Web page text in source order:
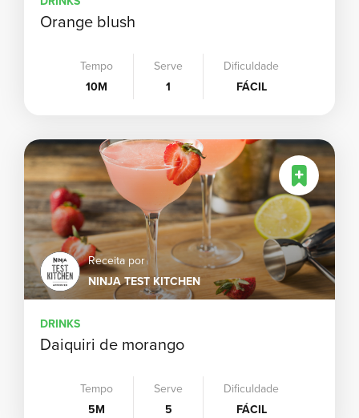
Orange blush
Tempo
10M
Serve
1
Dificuldade
FÁCIL
Receita por
NINJA TEST KITCHEN
DRINKS
Daiquiri de morango
Tempo
5M
Serve
5
Dificuldade
FÁCIL